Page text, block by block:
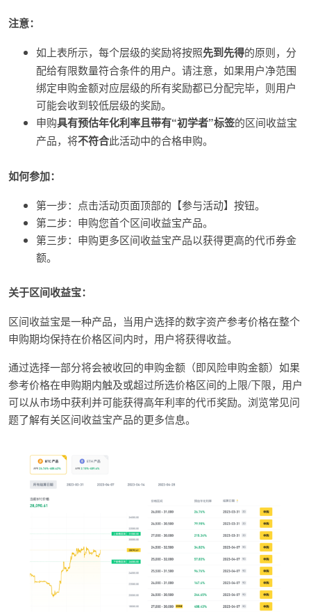
注意：
如上表所示，每个层级的奖励将按照先到先得的原则，分
配给有限数量符合条件的用户。请注意，如果用户净范围
绑定申购金额对应层级的所有奖励都已分配完毕，则用户
可能会收到较低层级的奖励。
申购具有预估年化利率且带有“初学者”标签的区间收益宝
产品，将不符合此活动中的合格申购。
如何参加：
第一步：点击活动页面顶部的【参与活动】按钮。
第二步：申购您首个区间收益宝产品。
第三步：申购更多区间收益宝产品以获得更高的代币券金
额。
关于区间收益宝：
区间收益宝是一种产品，当用户选择的数字资产参考价格在整个
申购期均保持在价格区间内时，用户将获得收益。
通过选择一部分将会被收回的申购金额（即风险申购金额）如果
参考价格在申购期内触及或超过所选价格区间的上限/下限，用户
可以从市场中获利并可能获得高年利率的代币奖励。浏览常见问
题了解有关区间收益宝产品的更多信息。